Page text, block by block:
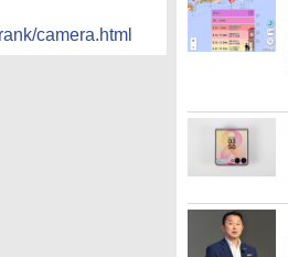
camera.html